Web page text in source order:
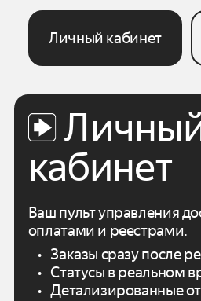
Личный кабинет
кабинет
Ваш пульт управления
оплатами и реестрами.
Заказы сразу после
Статусы в реальном
Детализированные